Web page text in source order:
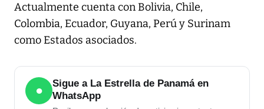
Actualmente cuenta con Bolivia, Chile,
Colombia, Ecuador, Guyana, Perú y Surinam
como Estados asociados.
●
Sigue a La Estrella de Panamá en
WhatsApp